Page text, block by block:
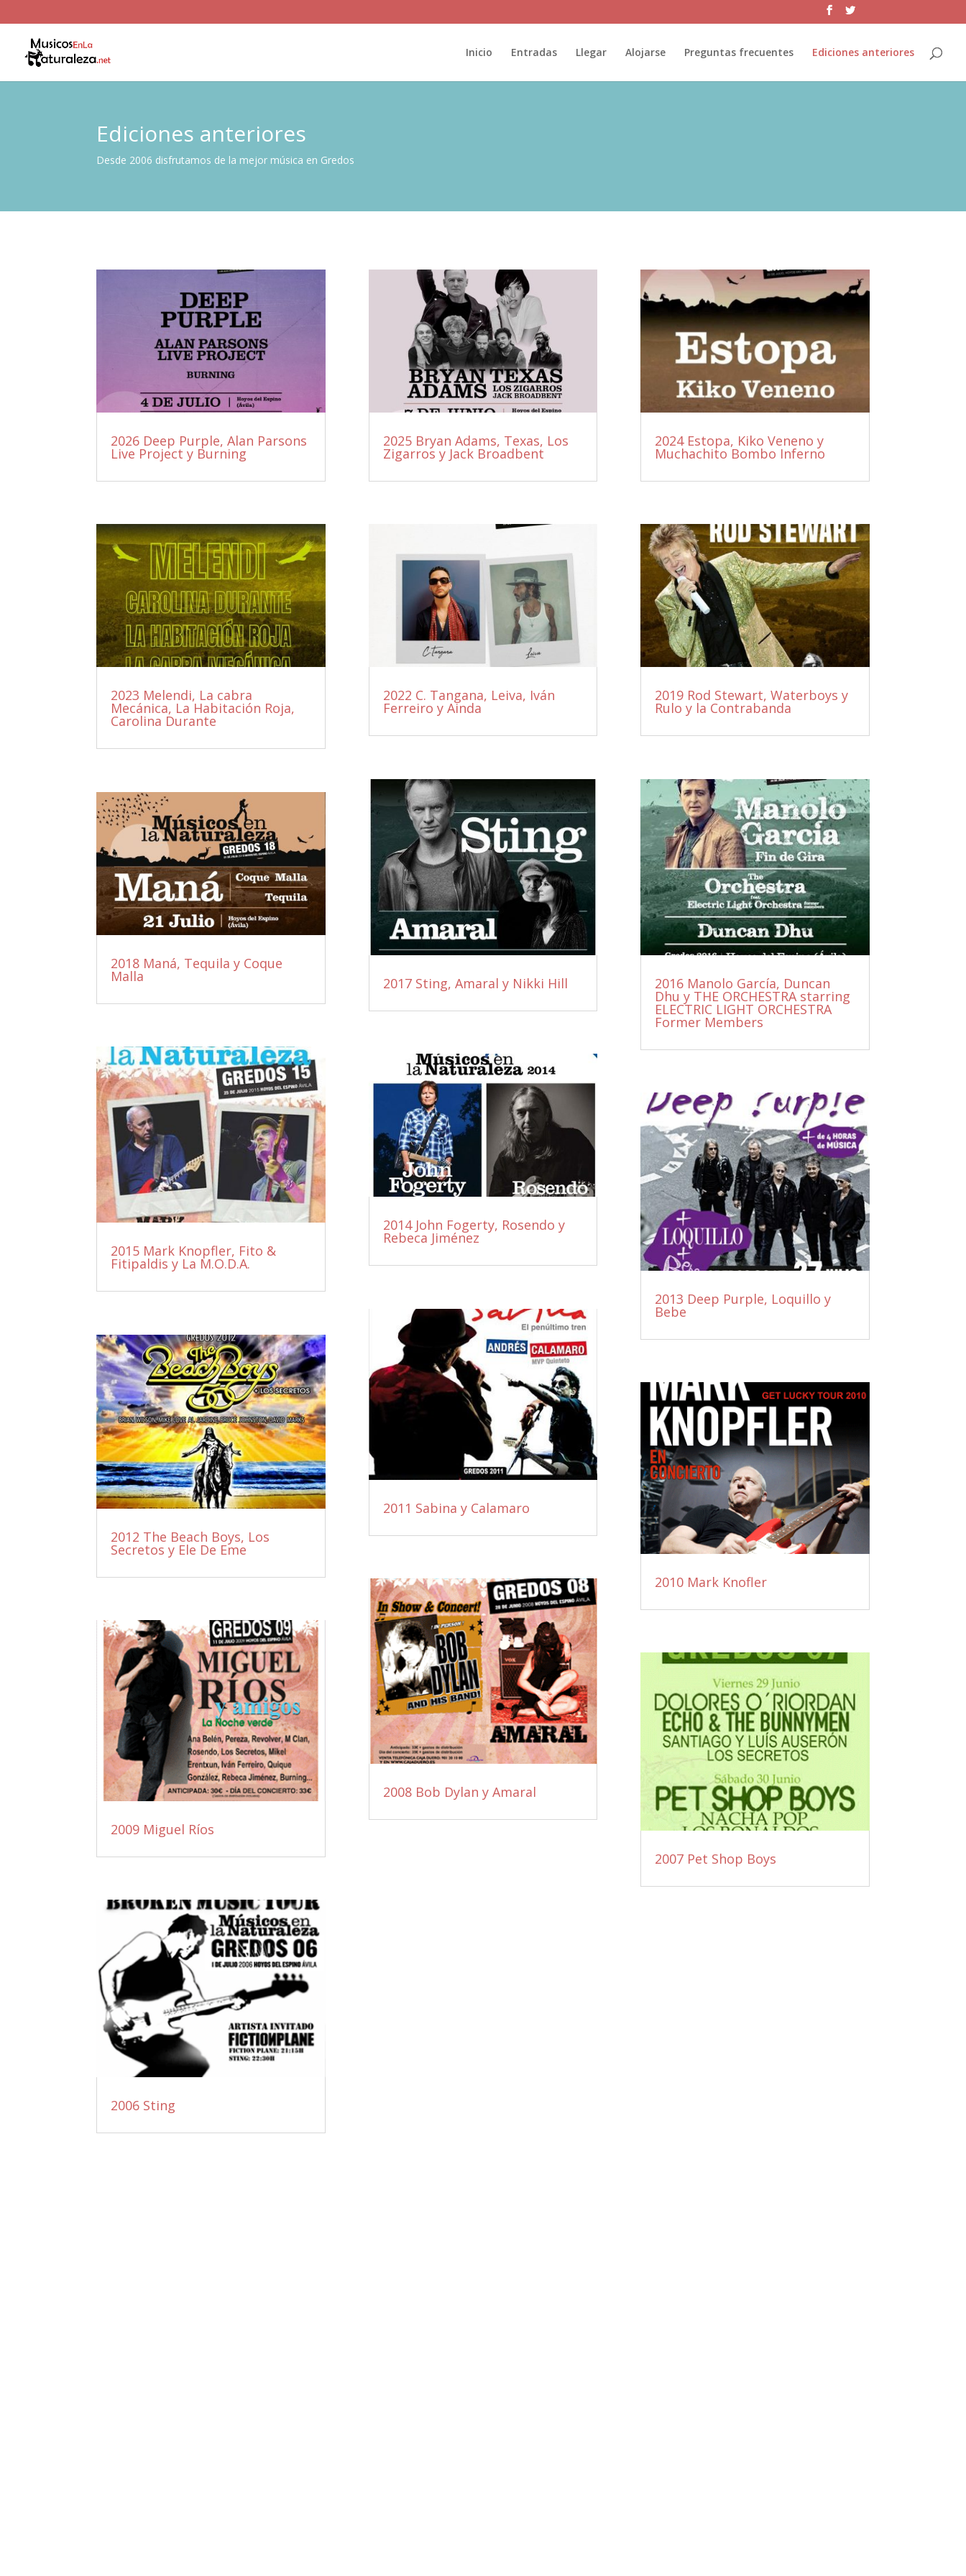
Inicio Entradas Llegar Alojarse Preguntas frecuentes Ediciones anteriores
Ediciones anteriores
Desde 2006 disfrutamos de la mejor música en Gredos
2026 Deep Purple, Alan Parsons
Live Project y Burning
2023 Melendi, La cabra
Mecánica, La Habitación Roja,
Carolina Durante
2018 Maná, Tequila y Coque
Malla
2015 Mark Knopfler, Fito &
Fitipaldis y La M.O.D.A.
2012 The Beach Boys, Los
Secretos y Ele De Eme
2009 Miguel Ríos
2006 Sting
2025 Bryan Adams, Texas, Los
Zigarros y Jack Broadbent
2022 C. Tangana, Leiva, Iván
Ferreiro y Ainda
2017 Sting, Amaral y Nikki Hill
2014 John Fogerty, Rosendo y
Rebeca Jiménez
2011 Sabina y Calamaro
2008 Bob Dylan y Amaral
2024 Estopa, Kiko Veneno y
Muchachito Bombo Inferno
2019 Rod Stewart, Waterboys y
Rulo y la Contrabanda
2016 Manolo García, Duncan
Dhu y THE ORCHESTRA starring
ELECTRIC LIGHT ORCHESTRA
Former Members
2013 Deep Purple, Loquillo y
Bebe
2010 Mark Knofler
2007 Pet Shop Boys